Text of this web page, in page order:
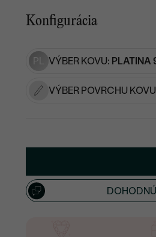
Konfigurácia
PL VÝBER KOVU: PLATINA
VÝBER POVRCHU